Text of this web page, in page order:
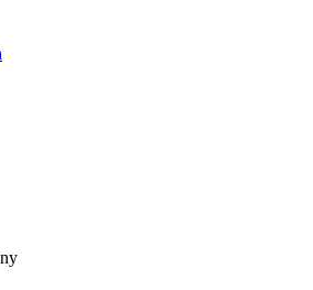
w nowej karcie